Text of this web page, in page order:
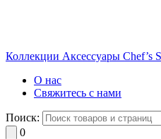
Коллекции Аксессуары Chef’s
О нас
Свяжитесь с нами
Поиск:
0